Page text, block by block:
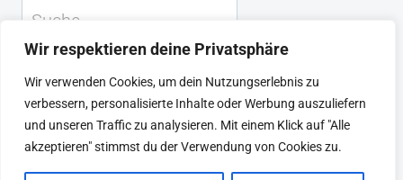
Wir respektieren deine Privatsphäre
Wir verwenden Cookies, um dein Nutzungserlebnis zu
verbessern, personalisierte Inhalte oder Werbung auszuliefern
und unseren Traffic zu analysieren. Mit einem Klick auf "Alle
akzeptieren" stimmst du der Verwendung von Cookies zu.
Suchen
KEYNOTE BEIRAT
CTRL+ALT+LEAD
MEINE ARTIKEL
BUCHEMPFEHLUNGEN
PODCAST
KONTAKT
SEBASTIAN
IMPRESSUM
DATENSCHUTZERKLÄRUNG